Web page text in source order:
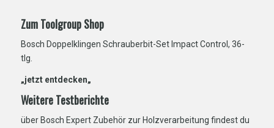
Zum Toolgroup Shop
Bosch Doppelklingen Schrauberbit-Set Impact Control, 36-
tlg.
„jetzt entdecken„
Weitere Testberichte
über Bosch Expert Zubehör zur Holzverarbeitung findest du